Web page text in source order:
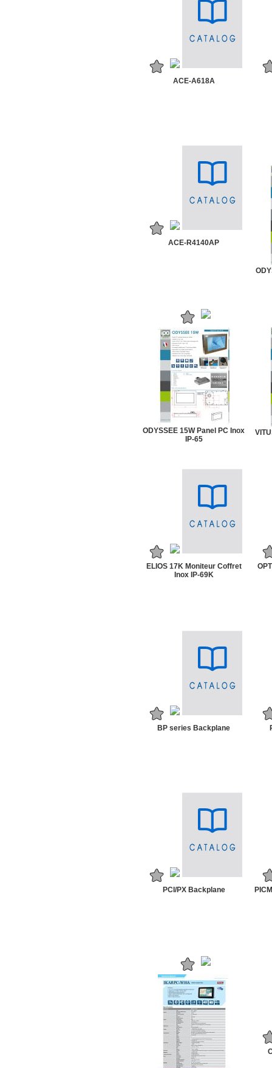
ACE-A618A
ACE-R4140AP
ODYSSEE 15W Panel PC Inox
IP-65
ELIOS 17K Moniteur Coffret
Inox IP-69K
BP series Backplane
PCI/PX Backplane